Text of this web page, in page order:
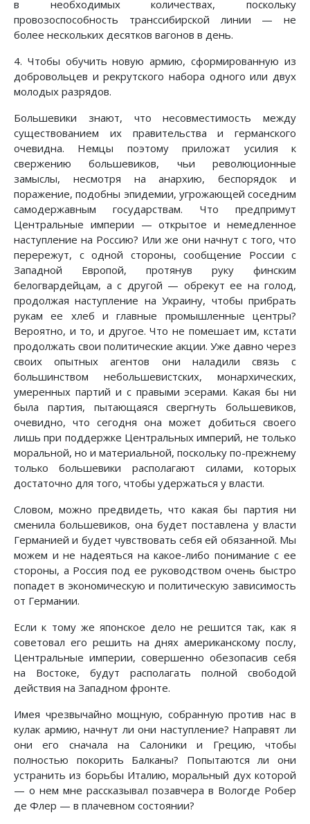
в необходимых количествах, поскольку
провозоспособность транссибирской линии — не
более нескольких десятков вагонов в день.
4. Чтобы обучить новую армию, сформированную из
добровольцев и рекрутского набора одного или двух
молодых разрядов.
Большевики знают, что несовместимость между
существованием их правительства и германского
очевидна. Немцы поэтому приложат усилия к
свержению большевиков, чьи революционные
замыслы, несмотря на анархию, беспорядок и
поражение, подобны эпидемии, угрожающей соседним
самодержавным государствам. Что предпримут
Центральные империи — открытое и немедленное
наступление на Россию? Или же они начнут с того, что
перережут, с одной стороны, сообщение России с
Западной Европой, протянув руку финским
белогвардейцам, а с другой — обрекут ее на голод,
продолжая наступление на Украину, чтобы прибрать
рукам ее хлеб и главные промышленные центры?
Вероятно, и то, и другое. Что не помешает им, кстати
продолжать свои политические акции. Уже давно через
своих опытных агентов они наладили связь с
большинством небольшевистских, монархических,
умеренных партий и с правыми эсерами. Какая бы ни
была партия, пытающаяся свергнуть большевиков,
очевидно, что сегодня она может добиться своего
лишь при поддержке Центральных империй, не только
моральной, но и материальной, поскольку по-прежнему
только большевики располагают силами, которых
достаточно для того, чтобы удержаться у власти.
Словом, можно предвидеть, что какая бы партия ни
сменила большевиков, она будет поставлена у власти
Германией и будет чувствовать себя ей обязанной. Мы
можем и не надеяться на какое-либо понимание с ее
стороны, а Россия под ее руководством очень быстро
попадет в экономическую и политическую зависимость
от Германии.
Если к тому же японское дело не решится так, как я
советовал его решить на днях американскому послу,
Центральные империи, совершенно обезопасив себя
на Востоке, будут располагать полной свободой
действия на Западном фронте.
Имея чрезвычайно мощную, собранную против нас в
кулак армию, начнут ли они наступление? Направят ли
они его сначала на Салоники и Грецию, чтобы
полностью покорить Балканы? Попытаются ли они
устранить из борьбы Италию, моральный дух которой
— о нем мне рассказывал позавчера в Вологде Робер
де Флер — в плачевном состоянии?